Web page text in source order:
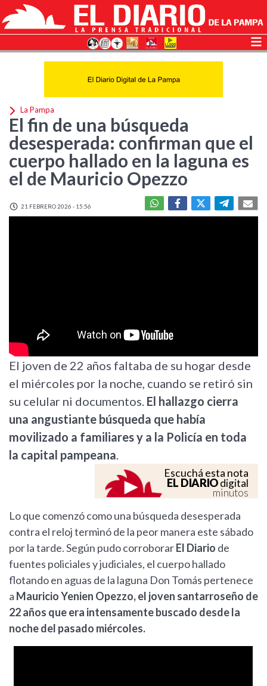
La Pampa
El fin de una búsqueda
desesperada: confirman que el
cuerpo hallado en la laguna es
el de Mauricio Opezzo
21 FEBRERO 2026 - 15:56
El joven de 22 años faltaba de su hogar desde
el miércoles por la noche, cuando se retiró sin
su celular ni documentos. El hallazgo cierra
una angustiante búsqueda que había
movilizado a familiares y a la Policía en toda
la capital pampeana.
Escuchá esta nota
EL DIARIOdigital
minutos
Lo que comenzó como una búsqueda desesperada
contra el reloj terminó de la peor manera este sábado
por la tarde. Según pudo corroborarEl Diario de
fuentes policiales y judiciales, el cuerpo hallado
flotando en aguas de la laguna Don Tomás pertenece
a Mauricio Yenien Opezzo, el joven santarroseño de
22 años que era intensamente buscado desde la
noche del pasado miércoles.